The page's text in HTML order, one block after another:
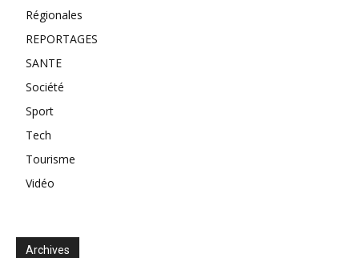
Régionales
REPORTAGES
SANTE
Société
Sport
Tech
Tourisme
Vidéo
Archives